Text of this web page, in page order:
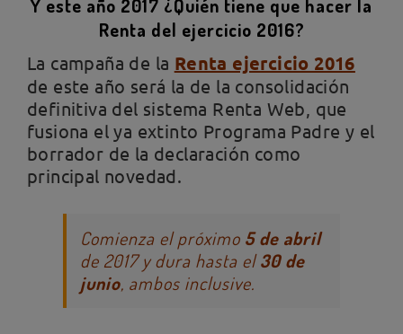
Y este año 2017 ¿Quién tiene que hacer la
Renta del ejercicio 2016?
La campaña de la Renta ejercicio 2016
de este año será la de la consolidación
definitiva del sistema Renta Web, que
fusiona el ya extinto Programa Padre y el
borrador de la declaración como
principal novedad.
Comienza el próximo 5 de abril
de 2017 y dura hasta el30 de
junio, ambos inclusive.